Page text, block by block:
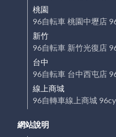
桃園
96自転車 桃園中壢店
新竹
96自転車 新竹光復店
台中
96自転車 台中西屯店
線上商城
96自轉車線上商城
網站說明